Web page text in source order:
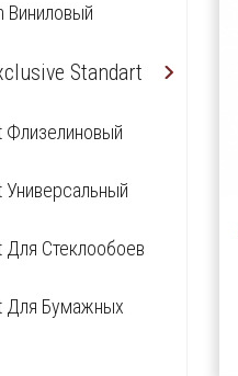
Виниловый
Standart
Флизелиновый
Универсальный
Для Стеклообоев
Для Бумажных